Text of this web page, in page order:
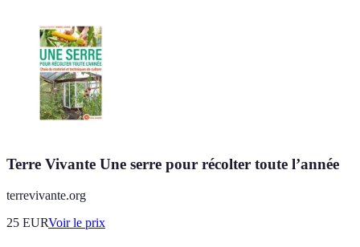
Terre Vivante Une serre pour récolter toute l’année
terrevivante.org
25 EURVoir le prix